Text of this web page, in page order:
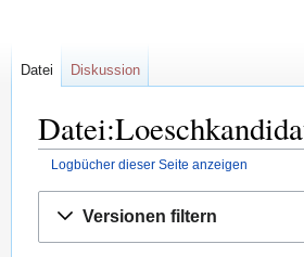
Logbücher dieser Seite anzeigen
Navigation
Suche
Versionen filtern
Datei Diskussion